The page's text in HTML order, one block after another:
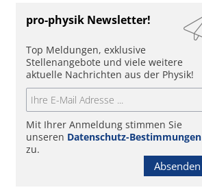
pro-physik Newsletter!
Top Meldungen, exklusive
Stellenangebote und viele weitere
aktuelle Nachrichten aus der Physik!
Mit Ihrer Anmeldung stimmen Sie
unseren Datenschutz-Bestimmungen
zu.
Absenden